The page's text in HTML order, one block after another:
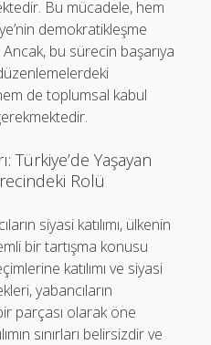
Bu mücadele, hem
demokratikleşme
bu sürecin başarıya
de toplumsal kabul
Türkiye’de Yaşayan
Rolü
siyasi katılımı, ülkenin
bir tartışma konusu
katılımı ve siyasi
yabancıların
parçası olarak öne
sınırları belirsizdir ve